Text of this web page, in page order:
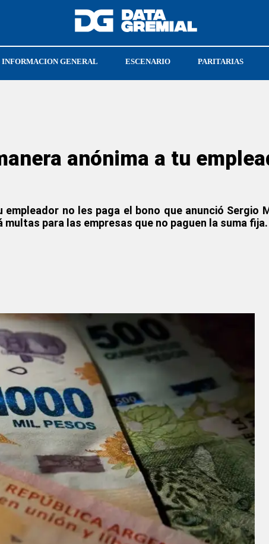
FRESU
INFORMACION GENERAL ESCENARIO PARITARIAS
anónima a tu
no les paga el bono que anunció Sergio
para las empresas que no paguen la suma fija.